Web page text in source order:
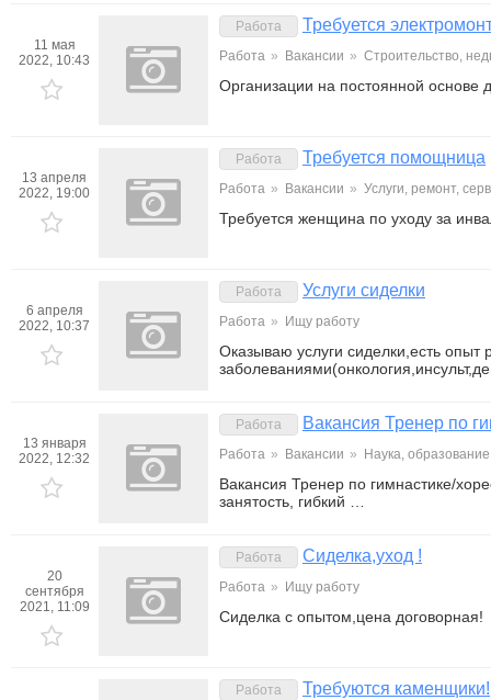
11 мая
2022, 10:43
Работа Требуется
Работа » Вакансии » Строительство,
Организации на постоянной основе
13 апреля
2022, 19:00
Работа Требуется помощница
Работа » Вакансии » Услуги, ремонт,
Требуется женщина по уходу за
6 апреля
2022, 10:37
Работа Услуги сиделки
Работа » Ищу работу
Оказываю услуги сиделки,есть
13 января
2022, 12:32
Работа Вакансия Тренер по
Работа » Вакансии » Наука,
Вакансия Тренер по гимнастике/
занятость, гибкий …
20
сентября
2021, 11:09
Работа Сиделка,уход !
Работа » Ищу работу
Сиделка с опытом,цена договорная!
Работа Требуются каменщики!